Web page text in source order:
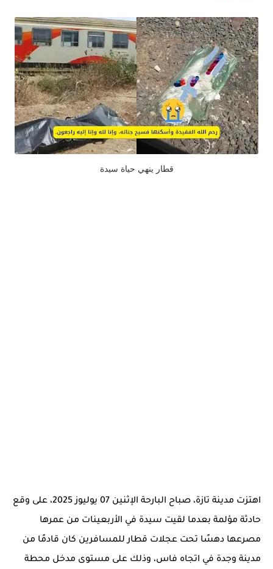
قطار ينهي حياة سيدة
اهتزت مدينة تازة، صباح البارحة الإثنين 07 يوليوز 2025، على وقع
حادثة مؤلمة بعدما لقيت سيدة في الأربعينات من عمرها
مصرعها دهسًا تحت عجلات قطار للمسافرين كان قادمًا من
مدينة وجدة في اتجاه فاس، وذلك على مستوى مدخل محطة